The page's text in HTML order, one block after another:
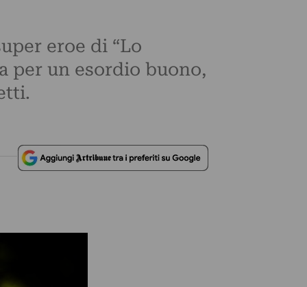
eroe di “Lo
per un esordio buono,